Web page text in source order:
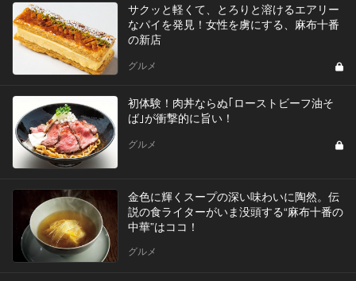
サクッと軽くて、とろりと溶けるエアリー
なパイを発見！女性を虜にする、麻布十番
の新店
グルメ
初体験！肉丼ならぬ｢ローストビーフ油そ
ば｣が衝撃的に旨い！
グルメ
金色に輝くスープの深い味わいに陶然。伝
説の食ライターがいま没頭する“麻布十番の
中華”はココ！
グルメ